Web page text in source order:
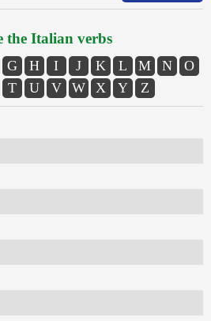
the Italian verbs
G H I J K L M N
O
T U V W X Y Z